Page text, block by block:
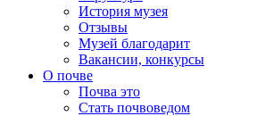
История музея
Отзывы
Музей благодарит
Вакансии, конкурсы
О почве
Почва это
Стать почвоведом